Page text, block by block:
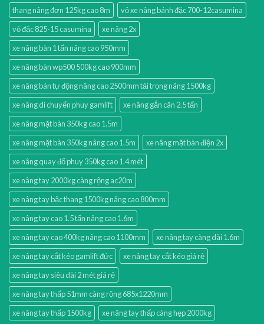
thang nâng đơn 125kg cao 8m
vỏ xe nâng bánh đặc 700-12casumina
vỏ đặc 825-15 casumina
xe nâng 2x
xe nâng bàn 1 tấn nâng cao 950mm
xe nâng bàn wp500 500kg cao 900mm
xe nâng bán tự động nâng cao 2500mm tải trọng nâng 1500kg
xe nâng di chuyển phuy gamlift
xe nâng gắn cân 2.5 tấn
xe nâng mặt bàn 350kg cao 1.5m
xe nâng mặt bàn 350kg nâng cao 1.5m
xe nâng mặt bàn điện 2x
xe nâng quay đổ phuy 350kg cao 1.4 mét
xe nâng tay 2000kg càng rộng ac20m
xe nâng tay bậc thang 1500kg nâng cao 800mm
xe nâng tay cao 1.5 tấn nâng cao 1.6m
xe nâng tay cao 400kg nâng cao 1100mm
xe nâng tay càng dài 1.6m
xe nâng tay cắt kéo gamlift đức
xe nâng tay cắt kéo giá rẻ
xe nâng tay siêu dài 2 mét giá rẻ
xe nâng tay thấp 51mm càng rộng 685x1220mm
xe nâng tay thấp 1500kg
xe nâng tay thấp càng hẹp 2000kg